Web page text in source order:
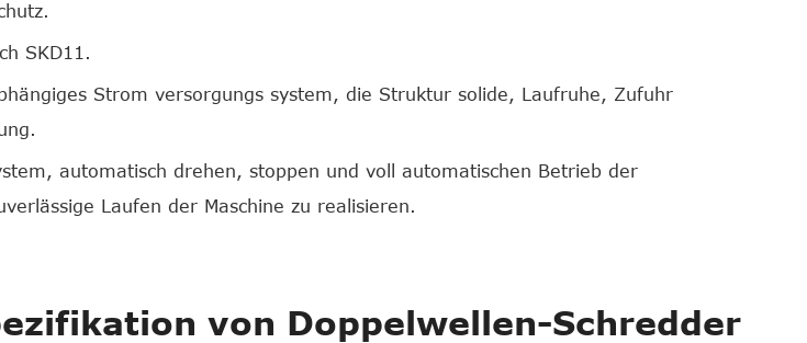
SKD11.
Strom versorgungs system, die Struktur solide, Laufruhe, Zufuhr
automatisch drehen, stoppen und voll automatischen Betrieb der
Laufen der Maschine zu realisieren.
von Doppelwellen-Schredder